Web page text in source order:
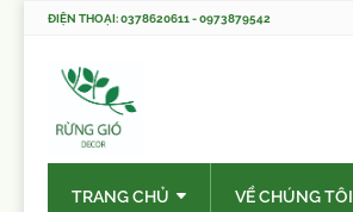
ĐIỆN THOẠI: 0378620611 - 0973879542
TRANG CHỦ VỀ CHÚNG TÔI